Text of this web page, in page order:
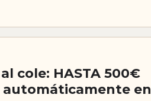
cole: HASTA 500€
automáticamente en